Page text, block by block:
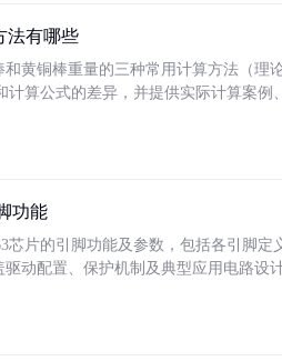
法有哪些
黄铜棒重量的三种常用计算方法（理
计算公式的差异，并提供实际计算案
功能
芯片的引脚功能及参数，包括各引脚
动配置、保护机制及典型应用电路设